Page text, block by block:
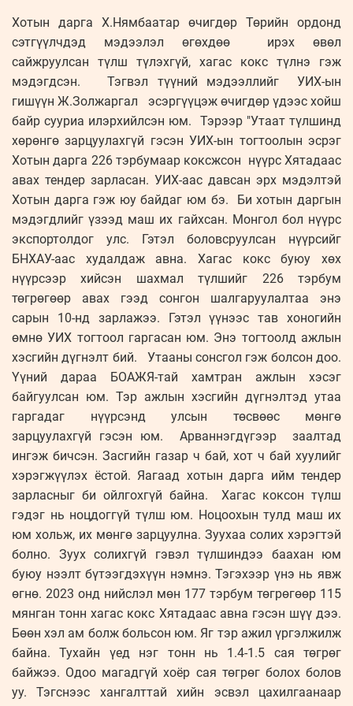
Хотын дарга Х.Нямбаатар өчигдөр Төрийн ордонд
сэтгүүлчдэд мэдээлэл өгөхдөө ирэх өвөл
сайжруулсан түлш түлэхгүй, хагас кокс түлнэ гэж
мэдэгдсэн. Тэгвэл түүний мэдээллийг УИХ-ын
гишүүн Ж.Золжаргал эсэргүүцэж өчигдөр үдээс хойш
байр сууриа илэрхийлсэн юм. Тэрээр "Утаат түлшинд
хөрөнгө зарцуулахгүй гэсэн УИХ-ын тогтоолын эсрэг
Хотын дарга 226 тэрбумаар коксжсон нүүрс Хятадаас
авах тендер зарласан. УИХ-аас давсан эрх мэдэлтэй
Хотын дарга гэж юу байдаг юм бэ. Би хотын даргын
мэдэгдлийг үзээд маш их гайхсан. Монгол бол нүүрс
экспортолдог улс. Гэтэл боловсруулсан нүүрсийг
БНХАУ-аас худалдаж авна. Хагас кокс буюу хөх
нүүрсээр хийсэн шахмал түлшийг 226 тэрбум
төгрөгөөр авах гээд сонгон шалгаруулалтаа энэ
сарын 10-нд зарлажээ. Гэтэл үүнээс тав хоногийн
өмнө УИХ тогтоол гаргасан юм. Энэ тогтоолд ажлын
хэсгийн дүгнэлт бий. Утааны сонсгол гэж болсон доо.
Үүний дараа БОАЖЯ-тай хамтран ажлын хэсэг
байгуулсан юм. Тэр ажлын хэсгийн дүгнэлтэд утаа
гаргадаг нүүрсэнд улсын төсвөөс мөнгө
зарцуулахгүй гэсэн юм. Арваннэгдүгээр заалтад
ингэж бичсэн. Засгийн газар ч бай, хот ч бай хуулийг
хэрэгжүүлэх ёстой. Яагаад хотын дарга ийм тендер
зарласныг би ойлгохгүй байна. Хагас коксон түлш
гэдэг нь ноцдоггүй түлш юм. Ноцоохын тулд маш их
юм хольж, их мөнгө зарцуулна. Зуухаа солих хэрэгтэй
болно. Зуух солихгүй гэвэл түлшиндээ баахан юм
буюу нээлт бүтээгдэхүүн нэмнэ. Тэгэхээр үнэ нь явж
өгнө. 2023 онд нийслэл мөн 177 тэрбум төгрөгөөр 115
мянган тонн хагас кокс Хятадаас авна гэсэн шүү дээ.
Бөөн хэл ам болж больсон юм. Яг тэр ажил үргэлжилж
байна. Тухайн үед нэг тонн нь 1.4-1.5 сая төгрөг
байжээ. Одоо магадгүй хоёр сая төгрөг болох болов
уу. Тэгснээс хангалттай хийн эсвэл цахилгаанаар